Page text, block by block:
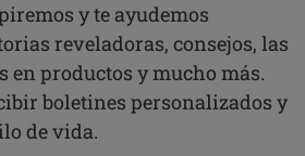
y te ayudemos
reveladoras, consejos, las
en productos y mucho más.
boletines personalizados y
de vida.